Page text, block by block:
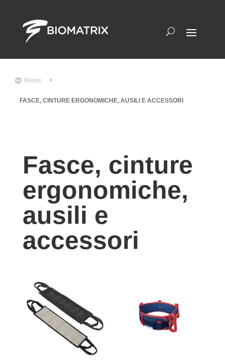
 Home 5
FASCE, CINTURE ERGONOMICHE, AUSILI E ACCESSORI
Fasce, cinture
ergonomiche,
ausili e
accessori